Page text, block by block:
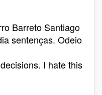
Barreto Santiago
sentenças. Odeio
I hate this